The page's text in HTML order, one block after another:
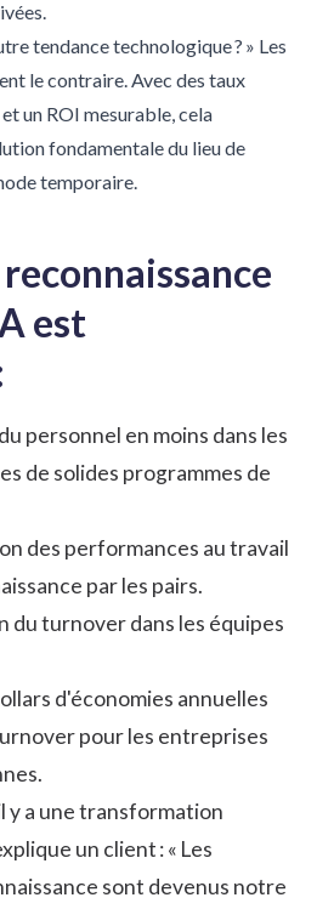
tendance technologique ? » Les
le contraire. Avec des taux
un ROI mesurable, cela
fondamentale du lieu de
temporaire.
reconnaissance
est
personnel en moins dans les
de solides programmes de
des performances au travail
par les pairs.
du turnover dans les équipes
d'économies annuelles
pour les entreprises
y a une transformation
un client : « Les
sont devenus notre